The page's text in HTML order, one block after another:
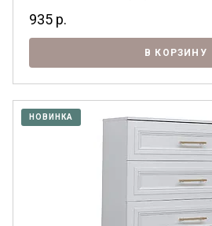
935 р.
В КОРЗИНУ
НОВИНКА